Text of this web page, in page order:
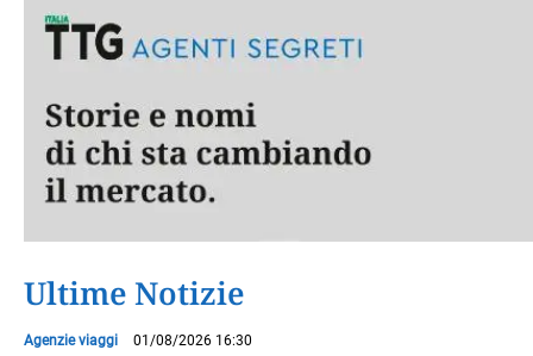
Ultime Notizie
Agenzie viaggi 01/08/2026 16:30